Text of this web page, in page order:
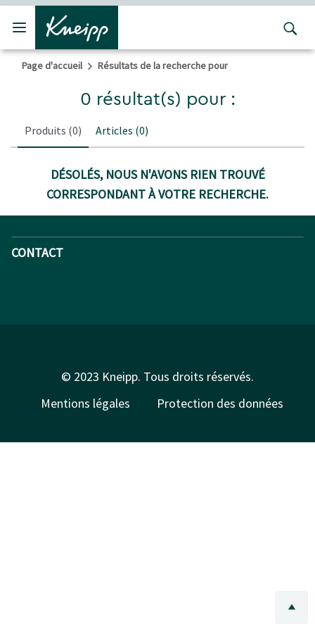
Passer au contenu principal
Passer au contenu du pied de page
Page d'accueil Résultats de la recherche pour
0 résultat(s) pour :
Produits (0) Articles (0)
DÉSOLÉS, NOUS N'AVONS RIEN TROUVÉ
CORRESPONDANT À VOTRE RECHERCHE.
CONTACT
© 2023 Kneipp. Tous droits réservés.
Mentions légales
Protection des données